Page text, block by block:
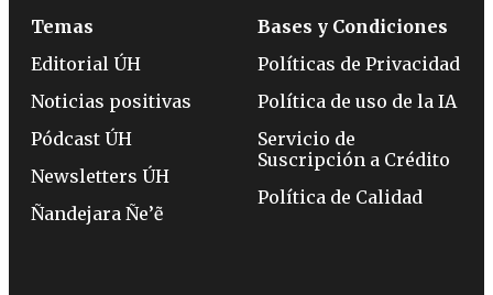
Temas
Editorial ÚH
Noticias positivas
Pódcast ÚH
Newsletters ÚH
Ñandejara Ñe’ẽ
Bases y Condiciones
Políticas de Privacidad
Política de uso de la IA
Servicio de
Suscripción a Crédito
Política de Calidad